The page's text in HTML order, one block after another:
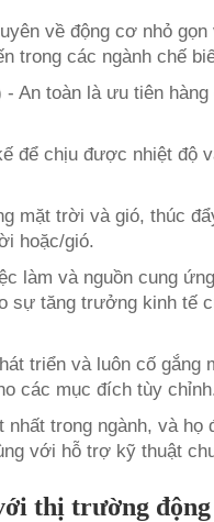
về động cơ nhỏ
trong các ngành chế
An toàn là ưu tiên
để chịu được nhiệt độ
mặt trời và gió, thúc
hoặc/gió.
làm và nguồn cung
sự tăng trưởng kinh tế
triển và luôn cố
các mục đích tùy
trong ngành, và họ
với hỗ trợ kỹ thuật
thị trường